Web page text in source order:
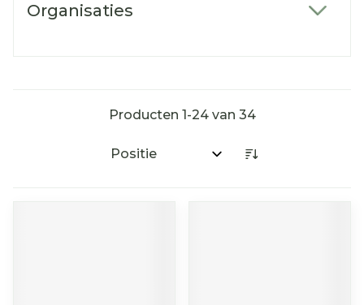
Organisaties
Producten 1-24van 34
Sorteer op: